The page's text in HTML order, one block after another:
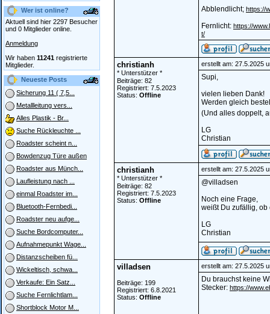
Wer ist online?
Aktuell sind hier 2297 Besucher
und 0 Mitglieder online.
Anmeldung
Wir haben 11241 registrierte
Mitglieder.
Neueste Posts
Sicherung 11 ( 7,5...
Metallleitung vers...
Alles Plastik - Br...
Suche Rückleuchte ...
Roadster scheint n...
Bowdenzug Türe außen
Roadster aus Münch...
Laufleistung nach ...
einmal Roadster im...
Bluetooth-Fernbedi...
Roadster neu aufge...
Suche Bordcomputer...
Aufnahmepunkt Wage...
Distanzscheiben fü...
Wickeltisch, schwa...
Verkaufe: Ein Satz...
Suche Fernlichtlam...
Shortblock Motor M...
Abblendlicht; https://
Fernlicht: https://
t/
christianh
* Unterstützer *
Beiträge: 82
Registriert: 7.5.2023
Status: Offline
erstellt am: 27.5.2025
Supi,
vielen lieben Dank!
Werden gleich
(Und alles doppelt,
LG
Christian
christianh
* Unterstützer *
Beiträge: 82
Registriert: 7.5.2023
Status: Offline
erstellt am: 27.5.2025
@villadsen
Noch eine Frage,
weißt Du zufällig,
LG
Christian
villadsen
Beiträge: 199
Registriert: 6.8.2021
Status: Offline
erstellt am: 27.5.2025
Du brauchst keine
Stecker: https://